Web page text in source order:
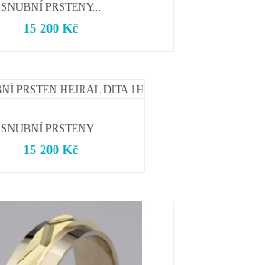
SNUBNÍ PRSTENY...
15 200 Kč
SNUBNÍ PRSTENY...
15 200 Kč